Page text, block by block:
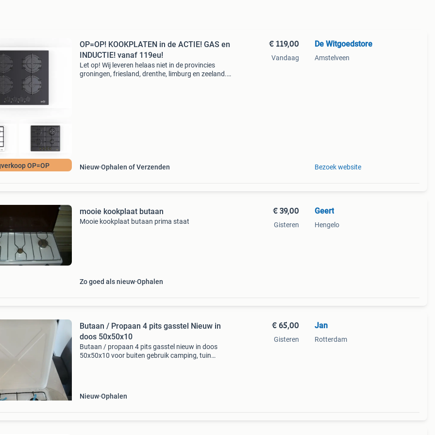
OP=OP
OP=OP! KOOKPLATEN in de ACTIE! GAS en
INDUCTIE! vanaf 119eu!
Let op! Wij leveren helaas niet in de provincies
groningen, friesland, drenthe, limburg en zeeland.
Nieuw Ophalen of Verzenden
€ 119,00
Vandaag
De Witgoedstore
Amstelveen
Bezoek website
mooie kookplaat butaan
Mooie kookplaat butaan prima staat
Zo goed als nieuw Ophalen
€ 39,00
Gisteren
Geert
Hengelo
Butaan / Propaan 4 pits gasstel Nieuw in
doos 50x50x10
Butaan / propaan 4 pits gasstel nieuw in doos
50x50x10 voor buiten gebruik camping, tuin
Nieuw Ophalen
€ 65,00
Gisteren
Jan
Rotterdam